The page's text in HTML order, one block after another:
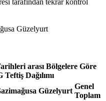
Güzelyurt
arası Bölgelere Göre
Dağılımı
Güzelyurt
Genel
Toplam